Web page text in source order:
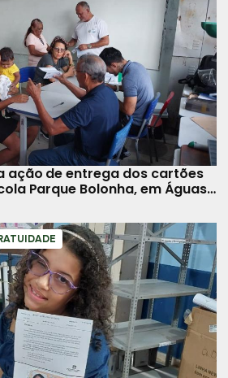
ação de entrega dos cartões
Parque Bolonha, em Águas